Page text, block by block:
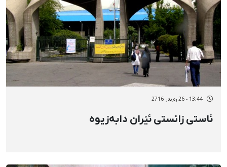
13:44 - 26 رەزبەر 2716
ئاستی زانستی ئێران دابەزیوە